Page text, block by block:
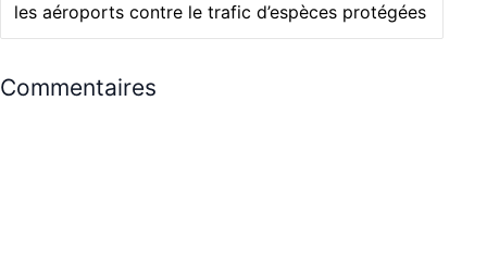
les aéroports contre le trafic d’espèces protégées
Commentaires